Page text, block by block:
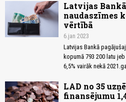
Latvijas
naudaszīmes
vērtībā
6.jan 2023
Latvijas Bankā
kopumā 793 200 latu
6,5% vairāk nekā
LAD no 35
finansējumu